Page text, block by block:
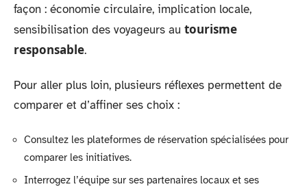
façon : économie circulaire, implication locale,
sensibilisation des voyageurs au tourisme
responsable.
Pour aller plus loin, plusieurs réflexes permettent de
comparer et d’affiner ses choix :
Consultez les plateformes de réservation spécialisées pour
comparer les initiatives.
Interrogez l’équipe sur ses partenaires locaux et ses